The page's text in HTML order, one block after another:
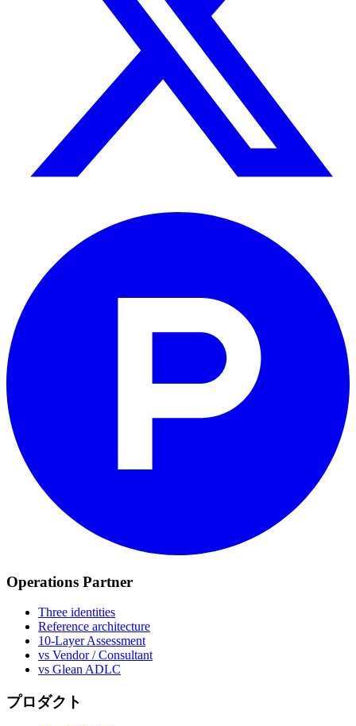
Operations Partner
Three identities
Reference architecture
10-Layer Assessment
vs Vendor / Consultant
vs Glean ADLC
プロダクト